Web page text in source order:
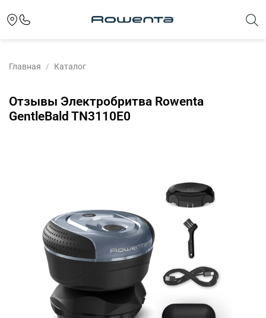
Главная Каталог
Отзывы Электробритва Rowenta
GentleBald TN3110E0